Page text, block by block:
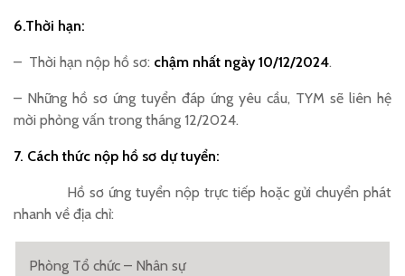
6.Thời hạn:
– Thời hạn nộp hồ sơ: chậm nhất ngày 10/12/2024.
– Những hồ sơ ứng tuyển đáp ứng yêu cầu, TYM sẽ liên hệ
mời phỏng vấn trong tháng 12/2024.
7. Cách thức nộp hồ sơ dự tuyển:
Hồ sơ ứng tuyển nộp trực tiếp hoặc gửi chuyển phát
nhanh về địa chỉ:
Phòng Tổ chức – Nhân sự